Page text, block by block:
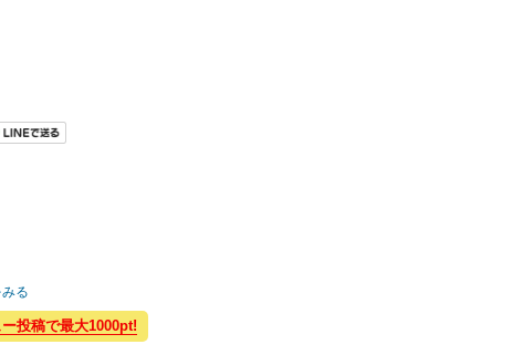
る
ー投稿で最大1000pt!